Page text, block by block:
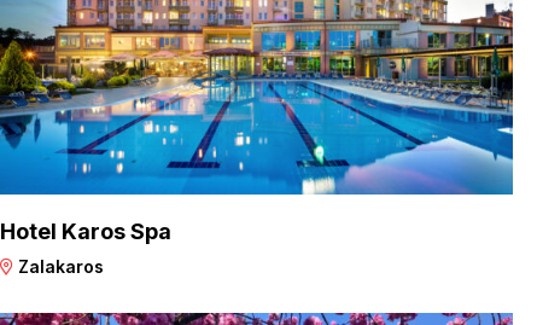
Hotel Karos Spa
Zalakaros